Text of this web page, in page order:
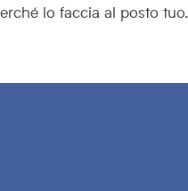
lo faccia al posto